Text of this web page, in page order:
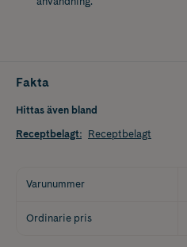
Fakta
Hittas även bland
Receptbelagt: Receptbelagt
Varunummer
Ordinarie pris